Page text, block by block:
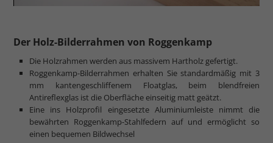
Der Holz-Bilderrahmen von Roggenkamp
Die Holzrahmen werden aus massivem Hartholz gefertigt.
Roggenkamp-Bilderrahmen erhalten Sie standardmäßig mit 3
mm kantengeschliffenem Floatglas, beim blendfreien
Antireflexglas ist die Oberfläche einseitig matt geätzt.
Eine ins Holzprofil eingesetzte Aluminiumleiste nimmt die
bewährten Roggenkamp-Stahlfedern auf und ermöglicht so
einen bequemen Bildwechsel